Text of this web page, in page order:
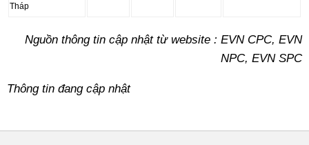
Tháp
Nguồn thông tin cập nhật từ website : EVN CPC, EVN
NPC, EVN SPC
Thông tin đang cập nhật